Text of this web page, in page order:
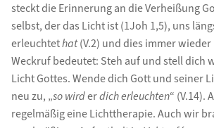
steckt die Erinnerung an die Verheißung
selbst, der das Licht ist (1Joh 1,5), uns
erleuchtethat(V.2) und dies immer wieder
Weckruf bedeutet: Steh auf und stell dich
Licht Gottes. Wende dich Gott und seiner
neu zu, „so wirderdich erleuchten“ (V.14).
regelmäßig eine Lichttherapie. Auch wir